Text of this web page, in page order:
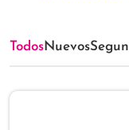
TodosNuevos